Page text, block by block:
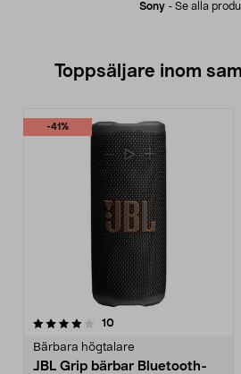
Sony - Se alla
Toppsäljare inom
-41%
10recensioner
Bärbara högtalare
JBL Grip bärbar Bluetooth-
5.0 av 5 stjärnor